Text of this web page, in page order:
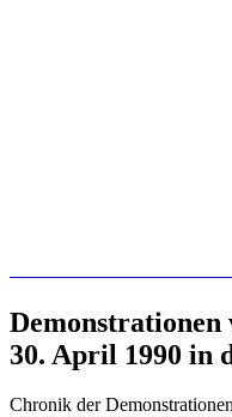
Demonstrationen
30. April 1990 in
Chronik der